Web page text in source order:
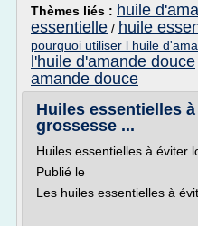
Thèmes liés : huile
essentielle / huile
pourquoi utiliser l huile
l'huile d'amande douce
amande douce
Huiles essentielles
grossesse ...
Huiles essentielles à éviter
Publié le
Les huiles essentielles à